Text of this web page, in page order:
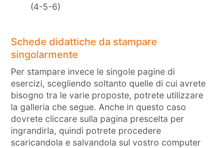
(4-5-6)
Schede didattiche da stampare
singolarmente
Per stampare invece le singole pagine di
esercizi, scegliendo soltanto quelle di cui avrete
bisogno tra le varie proposte, potrete utilizzare
la galleria che segue. Anche in questo caso
dovrete cliccare sulla pagina prescelta per
ingrandirla, quindi potrete procedere
scaricandola e salvandola sul vostro computer